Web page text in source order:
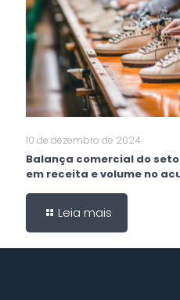
10 de dezembro de 2024
Balança comercial do
em receita e volume no
Leia mais